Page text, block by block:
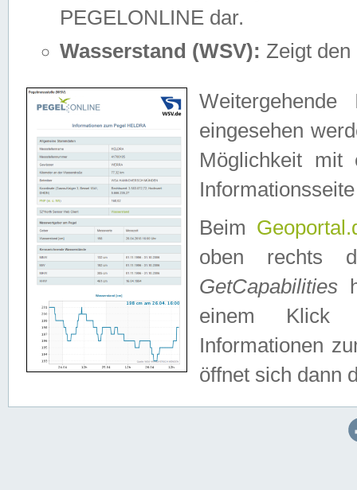
PEGELONLINE dar.
Wasserstand (WSV): Zeigt den
eingesehen
Möglichkeit mit
Beim
oben rechts
GetCapabilities
einem Klick
Informationen
öffnet sich dann